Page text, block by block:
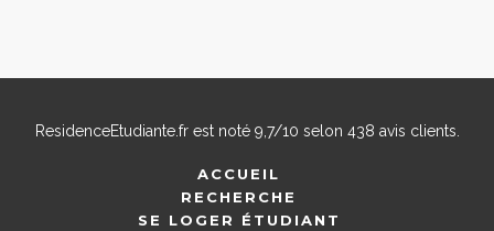
ResidenceEtudiante.frest noté 9,7/10 selon 438 avis clients.
ACCUEIL
RECHERCHE
SE LOGER ÉTUDIANT